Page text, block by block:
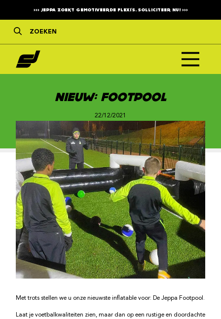
>>> JEPPA ZOEKT GEMOTIVEERDE FLEXI'S. SOLLICITEER NU!>>>
NIEUW: FOOTPOOL
22/12/2021
Met trots stellen we u onze nieuwste inflatable voor: De Jeppa Footpool.
Laat je voetbalkwaliteiten zien, maar dan op een rustige en doordachte